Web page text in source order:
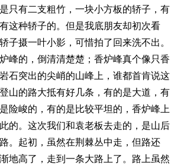
只有二支粗竹，一块小方板的轿子，有
这种轿子的。但是我底朋友却初次看
子摄一叶小影，可惜拍了回来洗不出。
峰的，倒清清楚楚；香炉峰真个像只香
石突出的尖峭的山峰上，谁都首肯说这
山的路大抵有好几条，有的是大道，有
险峻的，有的是比较平坦的，香炉峰上
的。这次我们和袁老板去走的，是山后
。起初，虽然在荆棘丛中走，但路还
地高了，走到一条大路上了。路上虽然